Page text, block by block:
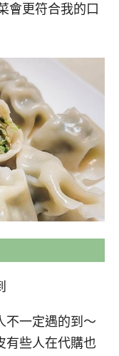
會更符合我的口
不一定遇的到～
有些人在代購也